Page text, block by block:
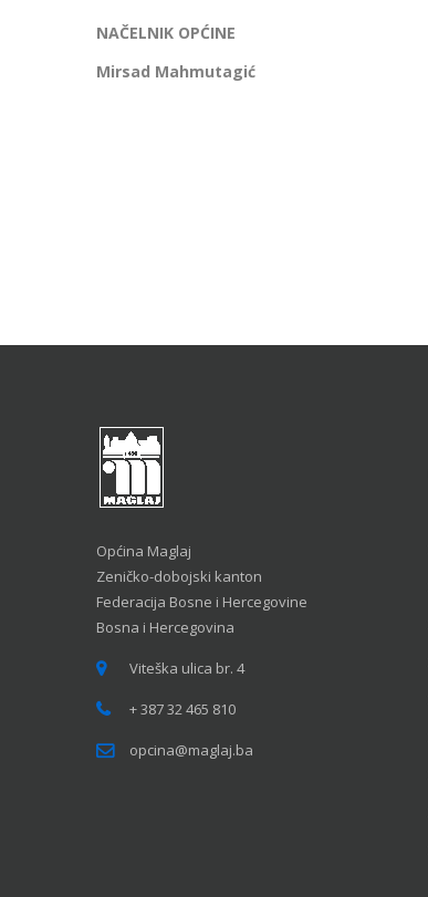
NAČELNIK OPĆINE
Mirsad Mahmutagić
Općina Maglaj
Zeničko-dobojski kanton
Federacija Bosne i Hercegovine
Bosna i Hercegovina
Viteška ulica br. 4
+ 387 32 465 810
opcina@maglaj.ba